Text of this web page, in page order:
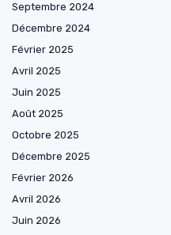
Septembre 2024
Décembre 2024
Février 2025
Avril 2025
Juin 2025
Août 2025
Octobre 2025
Décembre 2025
Février 2026
Avril 2026
Juin 2026